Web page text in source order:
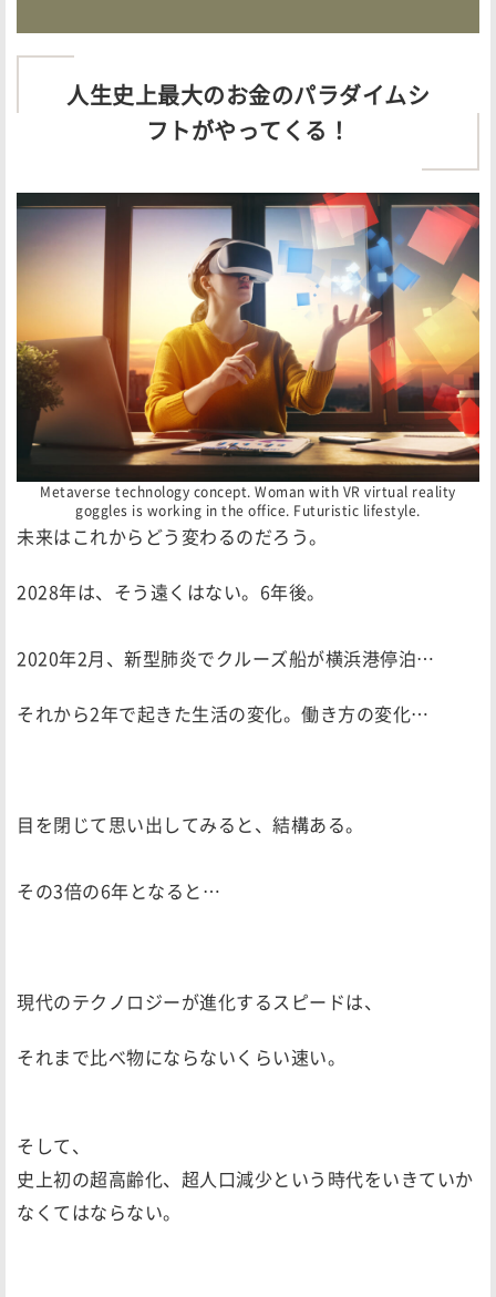
人生史上最大のお金のパラダイムシ
フトがやってくる！
Metaverse technology concept. Woman with VR virtual reality
goggles is working in the office. Futuristic lifestyle.
未来はこれからどう変わるのだろう。
2028年は、そう遠くはない。6年後。
2020年2月、新型肺炎でクルーズ船が横浜港停泊…
それから2年で起きた生活の変化。働き方の変化…
目を閉じて思い出してみると、結構ある。
その3倍の6年となると…
現代のテクノロジーが進化するスピードは、
それまで比べ物にならないくらい速い。
そして、
史上初の超高齢化、超人口減少という時代をいきていか
なくてはならない。